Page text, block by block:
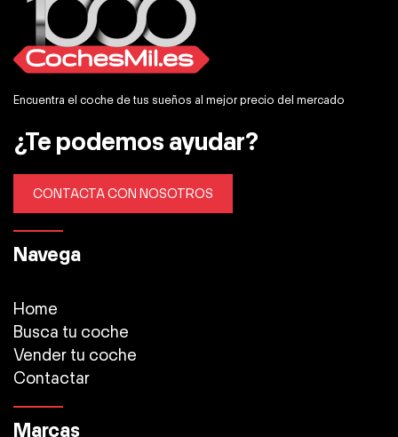
Encuentra el coche de tus sueños al mejor precio del mercado
¿Te podemos ayudar?
CONTACTA CON NOSOTROS
Navega
Home
Busca tu coche
Vender tu coche
Contactar
Marcas